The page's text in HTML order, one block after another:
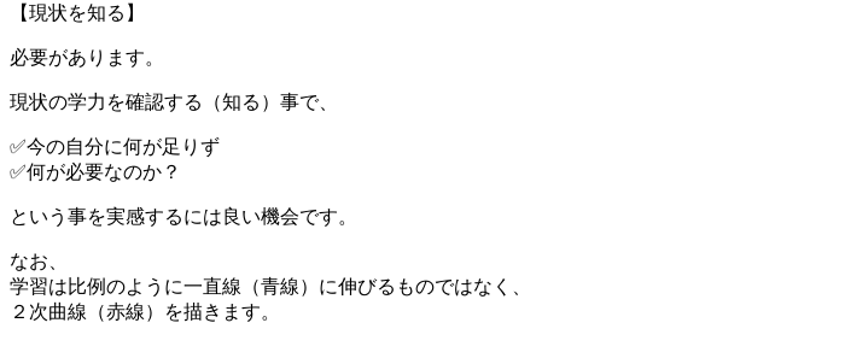
【現状を知る】
必要があります。
現状の学力を確認する（知る）事で、
✅今の自分に何が足りず
✅何が必要なのか？
という事を実感するには良い機会です。
なお、
学習は比例のように一直線（青線）に伸びるものではなく、
２次曲線（赤線）を描きます。